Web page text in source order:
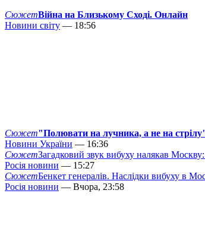
СюжетВійна на Близькому Сході. Онлайн
Новини світу — 18:56
Сюжет"Полювати на лучника, а не на
Новини України — 16:36
СюжетЗагадковий звук вибуху налякав
Росія новини — 15:27
СюжетБенкет генералів. Наслідки вибуху в
Росія новини — Вчора, 23:58